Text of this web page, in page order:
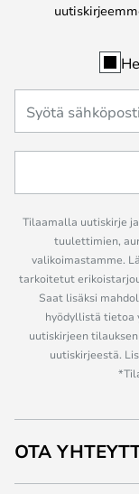
Tilaamalla uutiskirje
tuulettimien,
valikoimastamme.
tarkoitetut
Saat lisäksi
hyödyllistä tietoa
uutiskirjeen
uutiskirjeestä.
OTA